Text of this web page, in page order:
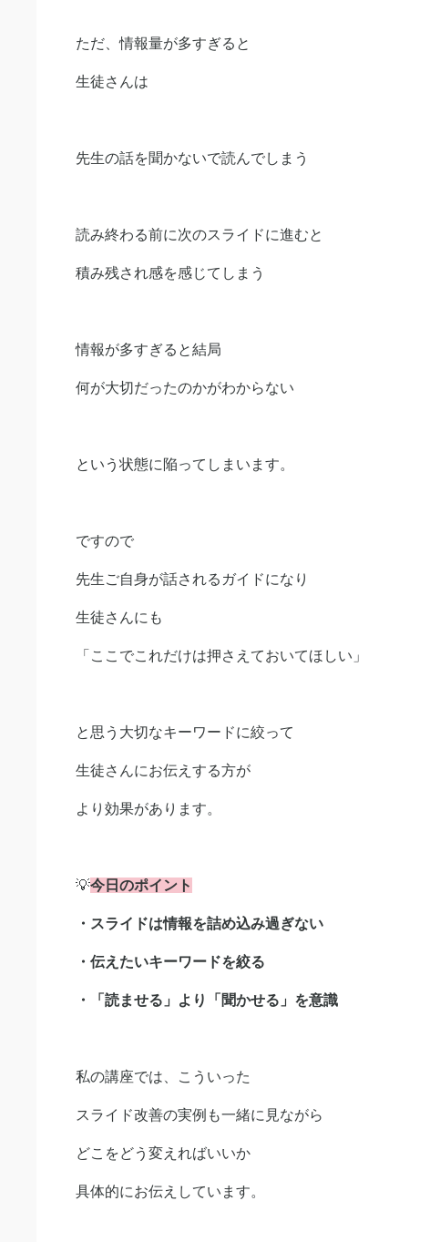
ただ、情報量が多すぎると
生徒さんは
先生の話を聞かないで読んでしまう
読み終わる前に次のスライドに進むと
積み残され感を感じてしまう
情報が多すぎると結局
何が大切だったのかがわからない
という状態に陥ってしまいます。
ですので
先生ご自身が話されるガイドになり
生徒さんにも
「ここでこれだけは押さえておいてほしい」
と思う大切なキーワードに絞って
生徒さんにお伝えする方が
より効果があります。
💡今日のポイント
・スライドは情報を詰め込み過ぎない
・伝えたいキーワードを絞る
・「読ませる」より「聞かせる」を意識
私の講座では、こういった
スライド改善の実例も一緒に見ながら
どこをどう変えればいいか
具体的にお伝えしています。